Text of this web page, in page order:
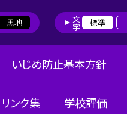
黒地 文字 標準
いじめ防止基本方針
リンク集 学校評価